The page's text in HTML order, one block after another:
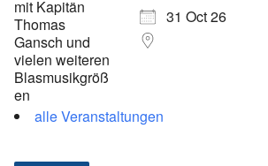
31 Oct 26
alle Veranstaltungen